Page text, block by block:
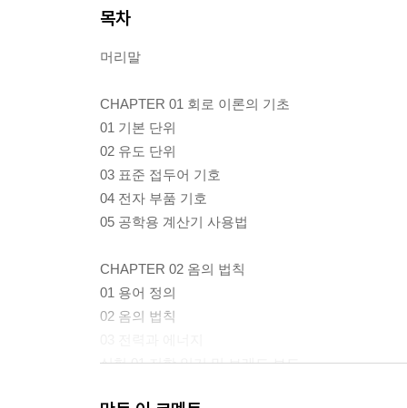
목차
머리말
CHAPTER 01 회로 이론의 기초
01 기본 단위
02 유도 단위
03 표준 접두어 기호
04 전자 부품 기호
05 공학용 계산기 사용법
CHAPTER 02 옴의 법칙
01 용어 정의
02 옴의 법칙
실험 01 저항 읽기 및 브레드 보드